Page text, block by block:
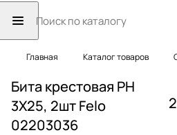
Главная Каталог товаров
Бита крестовая PH
3X25, 2шт Felo
02203036